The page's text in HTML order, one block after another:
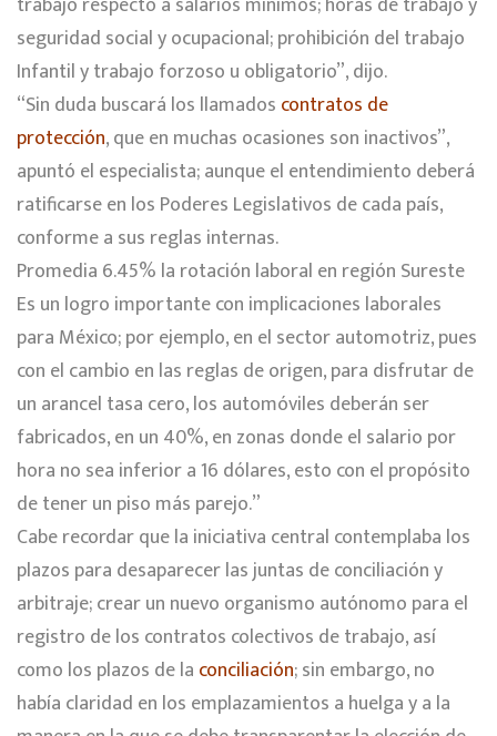
seguridad social y ocupacional; prohibición del trabajo
Infantil y trabajo forzoso u obligatorio”, dijo.
“Sin duda buscará los llamados contratos de
protección, que en muchas ocasiones son inactivos”,
apuntó el especialista; aunque el entendimiento deberá
ratificarse en los Poderes Legislativos de cada país,
conforme a sus reglas internas.
Promedia 6.45% la rotación laboral en región Sureste
Es un logro importante con implicaciones laborales
para México; por ejemplo, en el sector automotriz, pues
con el cambio en las reglas de origen, para disfrutar de
un arancel tasa cero, los automóviles deberán ser
fabricados, en un 40%, en zonas donde el salario por
hora no sea inferior a 16 dólares, esto con el propósito
de tener un piso más parejo.”
Cabe recordar que la iniciativa central contemplaba los
plazos para desaparecer las juntas de conciliación y
arbitraje; crear un nuevo organismo autónomo para el
registro de los contratos colectivos de trabajo, así
como los plazos de la conciliación; sin embargo, no
había claridad en los emplazamientos a huelga y a la